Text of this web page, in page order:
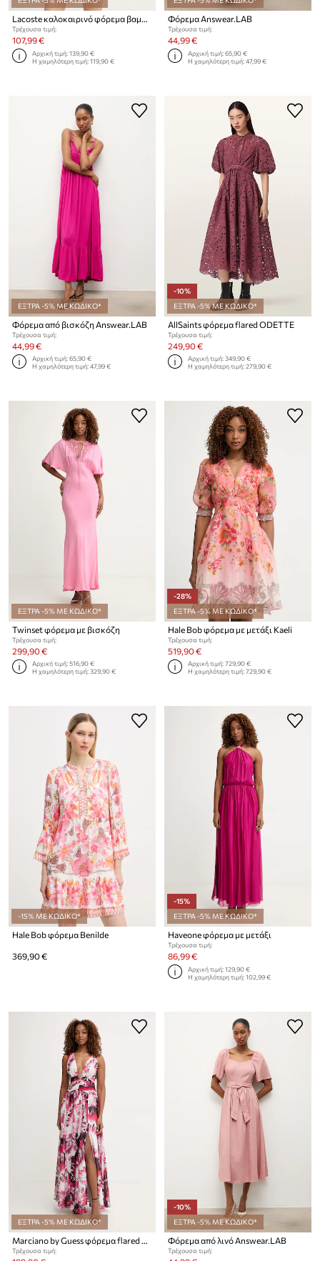
Lacoste καλοκαιρινό φόρεμα βαμβακερό με ελαστάν
Τρέχουσα τιμή:
107,99 €
Αρχική τιμή:139,90 €
Η χαμηλότερη τιμή:119,90 €
Φόρεμα Answear.LAB
Τρέχουσα τιμή:
44,99 €
Αρχική τιμή:65,90 €
Η χαμηλότερη τιμή:47,99 €
ΕΞΤΡΑ -5% ΜΕ ΚΩΔΙΚΟ*
Φόρεμα από βισκόζη Answear.LAB
Τρέχουσα τιμή:
44,99 €
Αρχική τιμή:65,90 €
Η χαμηλότερη τιμή:47,99 €
-10%
ΕΞΤΡΑ -5% ΜΕ ΚΩΔΙΚΟ*
AllSaints φόρεμα flared ODETTE
Τρέχουσα τιμή:
249,90 €
Αρχική τιμή:349,90 €
Η χαμηλότερη τιμή:279,90 €
ΕΞΤΡΑ -5% ΜΕ ΚΩΔΙΚΟ*
Twinset φόρεμα με βισκόζη
Τρέχουσα τιμή:
299,90 €
Αρχική τιμή:516,90 €
Η χαμηλότερη τιμή:329,90 €
-28%
ΕΞΤΡΑ -5% ΜΕ ΚΩΔΙΚΟ*
Hale Bob φόρεμα με μετάξι Kaeli
Τρέχουσα τιμή:
519,90 €
Αρχική τιμή:729,90 €
Η χαμηλότερη τιμή:729,90 €
-15% ΜΕ ΚΩΔΙΚΟ*
Hale Bob φόρεμα Benilde
369,90 €
-15%
ΕΞΤΡΑ -5% ΜΕ ΚΩΔΙΚΟ*
Haveone φόρεμα με μετάξι
Τρέχουσα τιμή:
86,99 €
Αρχική τιμή:129,90 €
Η χαμηλότερη τιμή:102,99 €
ΕΞΤΡΑ -5% ΜΕ ΚΩΔΙΚΟ*
Τρέχουσα τιμή:
-10%
ΕΞΤΡΑ -5% ΜΕ ΚΩΔΙΚΟ*
Φόρεμα από λινό Answear.LAB
Τρέχουσα τιμή: